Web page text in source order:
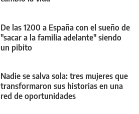
De las 1200 a España con el sueño de
"sacar a la familia adelante" siendo
un pibito
Nadie se salva sola: tres mujeres que
transformaron sus historias en una
red de oportunidades